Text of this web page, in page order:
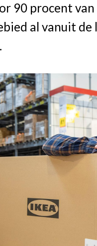
90 procent
al vanuit